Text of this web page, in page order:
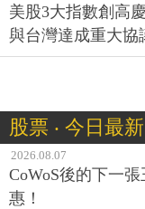
美股3大指數創高
與台灣達成重大協
股票 ‧ 今日最新
2026.08.07
CoWoS後的下一
惠！